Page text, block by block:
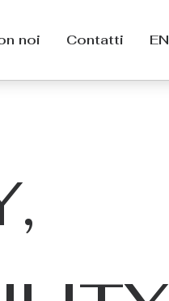
noi Contatti EN